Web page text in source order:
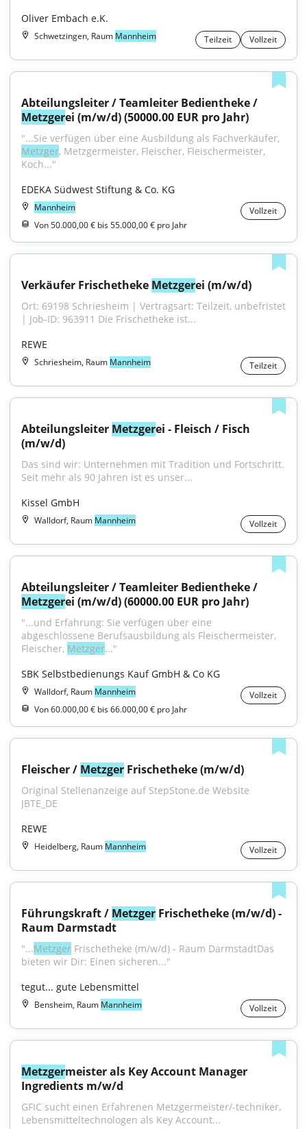
Oliver Embach e.K.
Schwetzingen, Raum Mannheim Teilzeit Vollzeit
Metzgerei (m/w/d) (50000.00 EUR pro Jahr)
Metzger, Metzgermeister, Fleischer, Fleischermeister,
Koch..."
EDEKA Südwest Stiftung & Co. KG
Mannheim
Vollzeit
Von 50.000,00 € bis 55.000,00 € pro Jahr
Verkäufer Frischetheke Metzgerei (m/w/d)
Ort: 69198 Schriesheim | Vertragsart: Teilzeit, unbefristet
| Job-ID: 963911 Die Frischetheke ist...
REWE
Schriesheim, Raum Mannheim Teilzeit
Abteilungsleiter Metzgerei - Fleisch / Fisch
(m/w/d)
Das sind wir: Unternehmen mit Tradition und Fortschritt.
Seit mehr als 90 Jahren ist es unser...
Kissel GmbH
Walldorf, Raum Mannheim Vollzeit
Metzgerei (m/w/d) (60000.00 EUR pro Jahr)
"...und Erfahrung: Sie verfügen über eine
abgeschlossene Berufsausbildung als Fleischermeister,
Fleischer, Metzger..."
SBK Selbstbedienungs Kauf GmbH & Co KG
Walldorf, Raum Mannheim
Vollzeit
Von 60.000,00 € bis 66.000,00 € pro Jahr
Fleischer / Metzger Frischetheke (m/w/d)
Original Stellenanzeige auf StepStone.de Website
JBTE_DE
REWE
Heidelberg, Raum Mannheim Vollzeit
Führungskraft / Metzger Frischetheke (m/w/d) -
Raum Darmstadt
"...Metzger Frischetheke (m/w/d) - Raum DarmstadtDas
bieten wir Dir: Einen sicheren..."
tegut... gute Lebensmittel
Bensheim, Raum Mannheim Vollzeit
Metzgermeister als Key Account Manager
Ingredients m/w/d
GFIC sucht einen Erfahrenen Metzgermeister/-techniker,
Lebensmitteltechnologen als Key Account...